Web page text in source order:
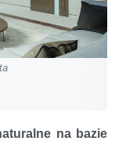
na bazie